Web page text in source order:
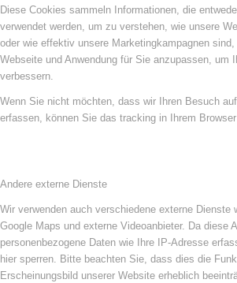
Diese Cookies sammeln Informationen, die
verwendet werden, um zu verstehen, wie unsere
oder wie effektiv unsere Marketingkampagnen
Webseite und Anwendung für Sie anzupassen, um
verbessern.
Wenn Sie nicht möchten, dass wir Ihren Besuch
erfassen, können Sie das tracking in Ihrem
Andere externe Dienste
Wir verwenden auch verschiedene externe Dienste
Google Maps und externe Videoanbieter. Da diese
personenbezogene Daten wie Ihre IP-Adresse
hier sperren. Bitte beachten Sie, dass dies die
Erscheinungsbild unserer Website erheblich